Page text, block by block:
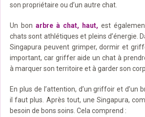
son propriétaire ou d’un autre chat.
Un bon arbre à chat, haut, est
chats sont athlétiques et pleins d’énergie.
Singapura peuvent grimper, dormir et
important, car griffer aide un chat à
à marquer son territoire et à garder son
En plus de l’attention, d’un griffoir et d’un
il faut plus. Après tout, une Singapura,
besoin de bons soins. Cela comprend :